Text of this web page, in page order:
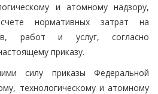
и атомному надзору,
нормативных затрат на
работ и услуг, согласно
приказу.
силу приказы Федеральной
технологическому и атомному